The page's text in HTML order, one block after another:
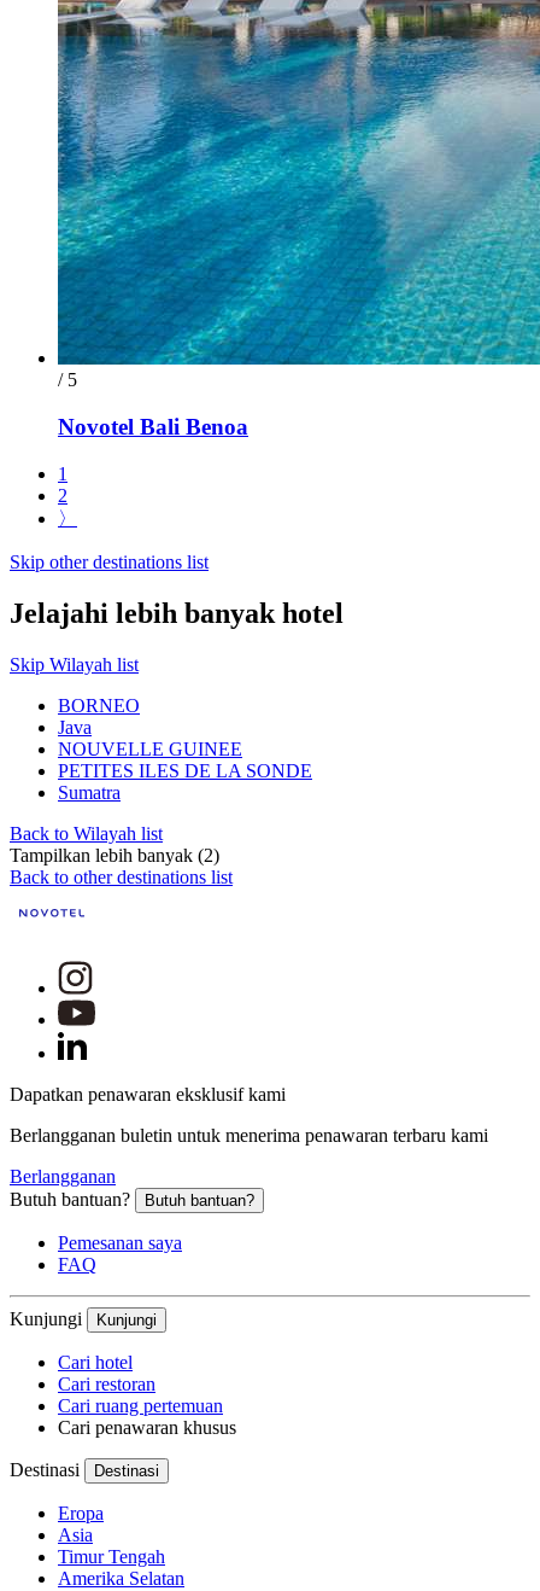
/ 5
Novotel Bali Benoa
1
2
〉
Skip other destinations list
Jelajahi lebih banyak hotel
Skip Wilayah list
BORNEO
Java
NOUVELLE GUINEE
PETITES ILES DE LA SONDE
Sumatra
Back to Wilayah list
Tampilkan lebih banyak (2)
Back to other destinations list
Dapatkan penawaran eksklusif kami
Berlangganan buletin untuk menerima penawaran terbaru kami
Berlangganan
Butuh bantuan?
Butuh bantuan?
Pemesanan saya
FAQ
Kunjungi Kunjungi
Cari hotel
Cari restoran
Cari ruang pertemuan
Cari penawaran khusus
Destinasi Destinasi
Eropa
Asia
Timur Tengah
Amerika Selatan